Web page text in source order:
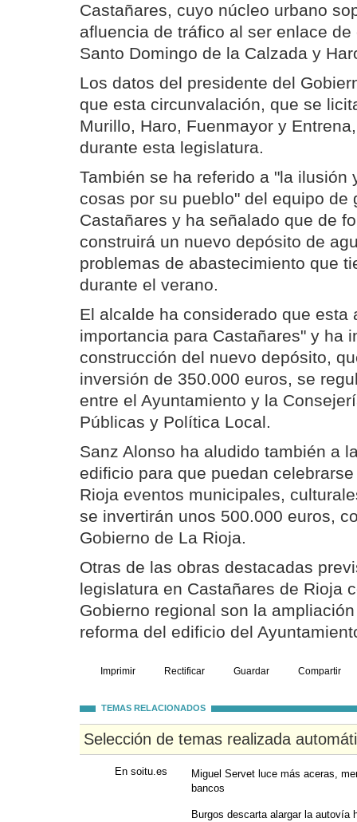
Castañares, cuyo núcleo urbano
afluencia de tráfico al ser enlace
Santo Domingo de la Calzada y
Los datos del presidente del
que esta circunvalación, que se
Murillo, Haro, Fuenmayor y
durante esta legislatura.
También se ha referido a "la ilusión
cosas por su pueblo" del equipo de
Castañares y ha señalado que de
construirá un nuevo depósito de
problemas de abastecimiento que
durante el verano.
El alcalde ha considerado que esta
importancia para Castañares" y ha
construcción del nuevo depósito,
inversión de 350.000 euros, se
entre el Ayuntamiento y la
Públicas y Política Local.
Sanz Alonso ha aludido también a
edificio para que puedan
Rioja eventos municipales,
se invertirán unos 500.000 euros,
Gobierno de La Rioja.
Otras de las obras destacadas
legislatura en Castañares de Rioja
Gobierno regional son la
reforma del edificio del
Imprimir Rectificar Guardar Compartir
TEMAS RELACIONADOS
Selección de temas realizada
En soitu.es
Miguel Servet luce más aceras,
bancos
Burgos descarta alargar la autovía